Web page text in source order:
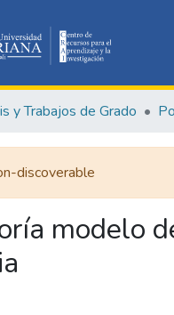
y Trabajos de Grado
discoverable
modelo